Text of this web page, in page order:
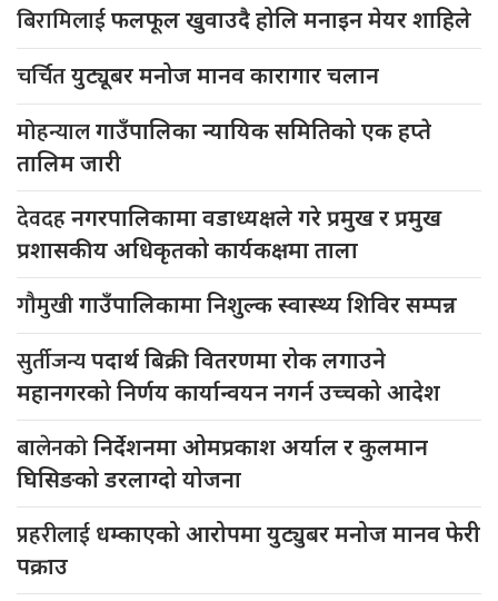
बिरामिलाईफलफूल खुवाउदै होलि मनाइन मेयर शाहिले
चर्चितयुट्यूबर मनोज मानव कारागार चलान
मोहन्यालगाउँपालिका न्यायिक समितिको एक हप्ते
तालिम जारी
देवदहनगरपालिकामा वडाध्यक्षले गरे प्रमुख र प्रमुख
प्रशासकीय अधिकृतको कार्यकक्षमा ताला
गौमुखीगाउँपालिकामा निशुल्क स्वास्थ्य शिविर सम्पन्न
सुर्तीजन्यपदार्थ बिक्री वितरणमा रोक लगाउने
महानगरको निर्णय कार्यान्वयन नगर्न उच्चको आदेश
बालेनकोनिर्देशनमा ओमप्रकाश अर्याल र कुलमान
घिसिङको डरलाग्दो योजना
प्रहरीलाई धम्काएको आरोपमा युट्युबर मनोज मानव फेरी
पक्राउ